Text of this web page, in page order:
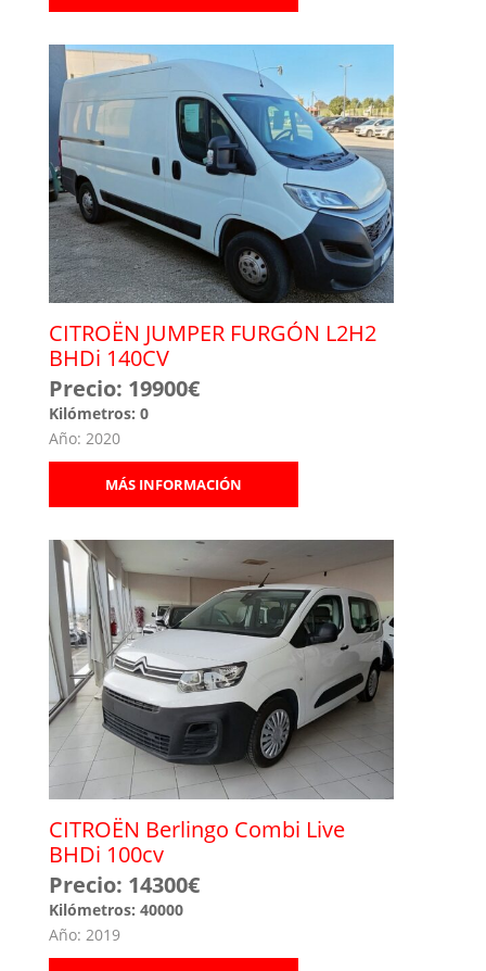
CITROËN JUMPER FURGÓN L2H2
BHDi 140CV
Precio: 19900€
Kilómetros: 0
Año: 2020
MÁS INFORMACIÓN
CITROËN Berlingo Combi Live
BHDi 100cv
Precio: 14300€
Kilómetros: 40000
Año: 2019